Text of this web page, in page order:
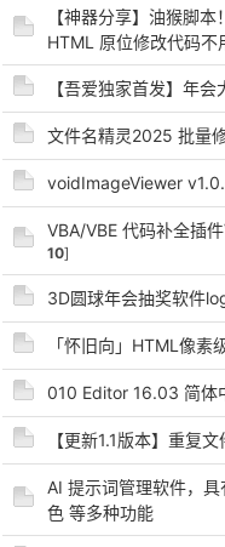
jie.
【神器分享】油猴脚
HTML 原位修改代码不
【吾爱独家首发】年
文件名精灵2025 批量
voidImageViewer
VBA/VBE 代码补全插
10]
3D圆球年会抽奖软件
「怀旧向」HTML像
010 Editor 16.03 简体
【更新1.1版本】重复
AI 提示词管理软件，
色 等多种功能